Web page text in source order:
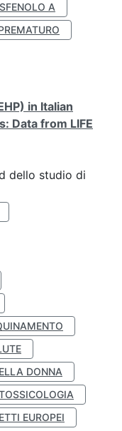
A
in Italian
Data from LIFE
dello studio di
DONNA
EUROPEI